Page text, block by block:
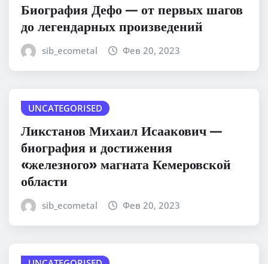
Биография Дефо — от первых шагов
до легендарных произведений
sib_ecometal Фев 20, 2023
UNCATEGORISED
Ликстанов Михаил Исаакович —
биография и достижения
«железного» магната Кемеровской
области
sib_ecometal Фев 20, 2023